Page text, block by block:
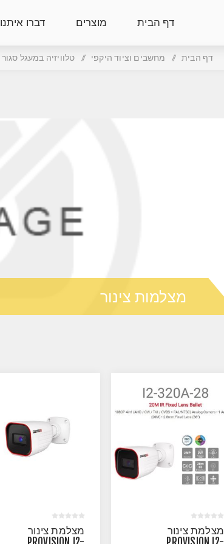
דף הבית מוצרים דברו איתנו
דף הבית / מחשבים וציוד היקפי / טלוויזיה במעגל סגור
מצלמות צינור
מצלמת צינור
מצלמת צינור